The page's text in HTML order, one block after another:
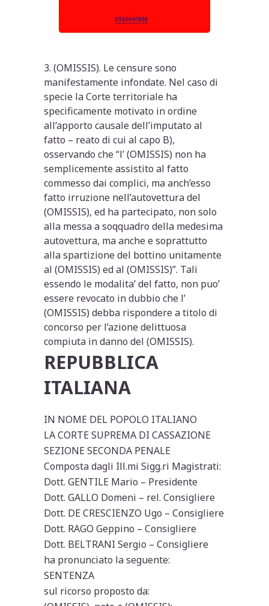
3. (OMISSIS). Le censure sono
manifestamente infondate. Nel caso di
specie la Corte territoriale ha
specificamente motivato in ordine
all’apporto causale dell’imputato al
fatto – reato di cui al capo B),
osservando che “l’ (OMISSIS) non ha
semplicemente assistito al fatto
commesso dai complici, ma anch’esso
fatto irruzione nell’autovettura del
(OMISSIS), ed ha partecipato, non solo
alla messa a soqquadro della medesima
autovettura, ma anche e soprattutto
alla spartizione del bottino unitamente
al (OMISSIS) ed al (OMISSIS)”. Tali
essendo le modalita’ del fatto, non puo’
essere revocato in dubbio che l’
(OMISSIS) debba rispondere a titolo di
concorso per l’azione delittuosa
compiuta in danno del (OMISSIS).
REPUBBLICA
ITALIANA
IN NOME DEL POPOLO ITALIANO
LA CORTE SUPREMA DI CASSAZIONE
SEZIONE SECONDA PENALE
Composta dagli Ill.mi Sigg.ri Magistrati:
Dott. GENTILE Mario – Presidente
Dott. GALLO Domeni – rel. Consigliere
Dott. DE CRESCIENZO Ugo – Consigliere
Dott. RAGO Geppino – Consigliere
Dott. BELTRANI Sergio – Consigliere
ha pronunciato la seguente:
SENTENZA
sul ricorso proposto da: